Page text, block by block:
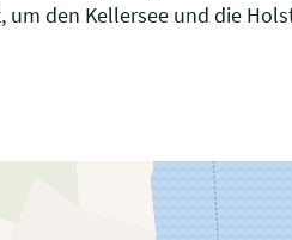
den Kellersee und die